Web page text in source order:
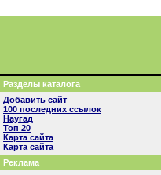
Разделы каталога
Добавить сайт
100 последних ссылок
Наугад
Топ 20
Карта сайта
Карта сайта
Реклама